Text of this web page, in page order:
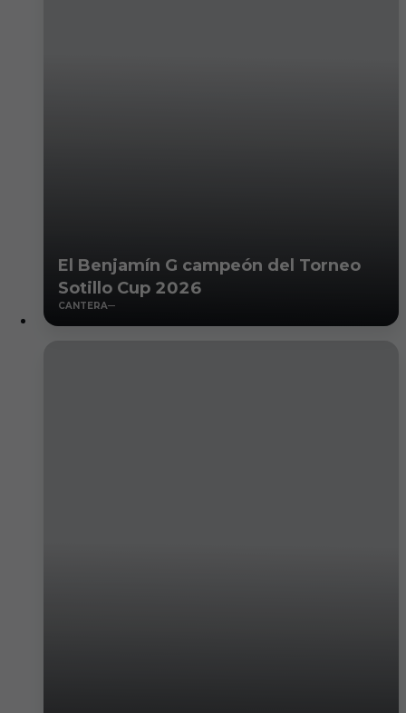
El Benjamín G campeón del Torneo
Sotillo Cup 2026
CANTERA